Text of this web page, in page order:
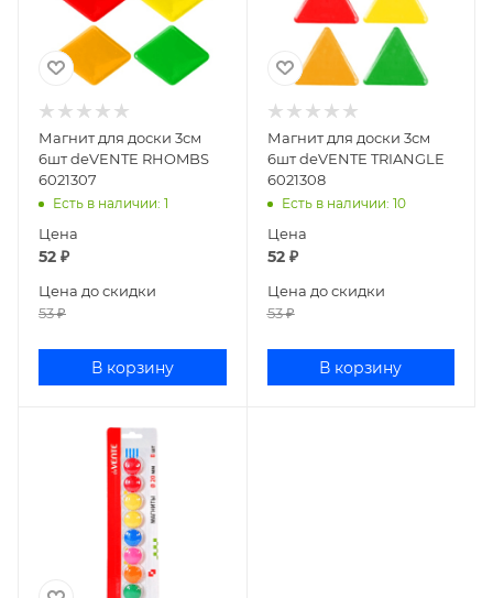
Магнит для доски 3см
6шт deVENTE RHOMBS
6021307
Есть в наличии: 1
Цена
52 ₽
Цена до скидки
53₽
В корзину
Магнит для доски 3см
6шт deVENTE TRIANGLE
6021308
Есть в наличии: 10
Цена
52₽
Цена до скидки
53₽
В корзину